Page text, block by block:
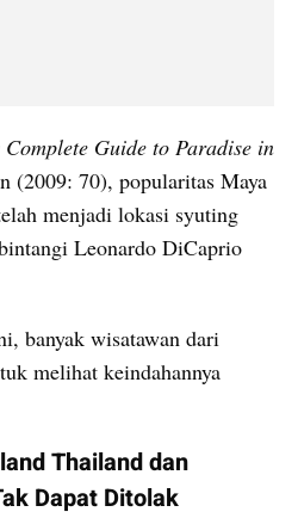
Guide to Paradise in
(2009: 70), popularitas Maya
menjadi lokasi syuting
Leonardo DiCaprio
banyak wisatawan dari
melihat keindahannya
Thailand dan
Dapat Ditolak